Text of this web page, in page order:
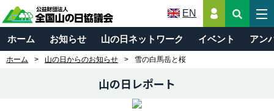
EN
ホーム お知らせ 山の日ネットワーク イベント アン
ホーム 山の日からのお知らせ 雪の白馬岳と桜
山の日レポート